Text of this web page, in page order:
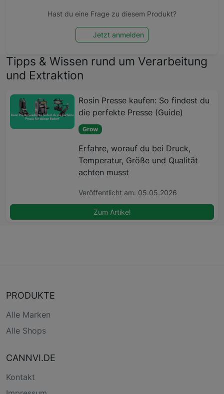
Hast du eine Frage zu diesem Produkt?
Jetzt anmelden
Tipps & Wissen rund um Verarbeitung
und Extraktion
Rosin Presse kaufen: So findest du
die perfekte Presse (Guide)
Grow
Erfahre, worauf du bei Druck,
Temperatur, Größe und Qualität
achten musst
Veröffentlicht am: 05.05.2026
Zum Artikel
PRODUKTE
Alle Marken
Alle Shops
CANNVI.DE
Kontakt